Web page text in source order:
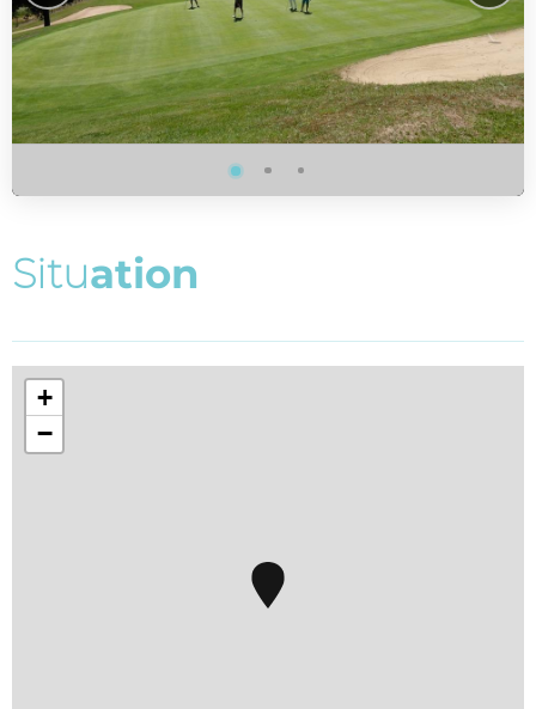
Situation
+
−